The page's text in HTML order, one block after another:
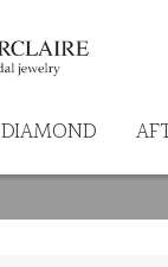
DIAMOND